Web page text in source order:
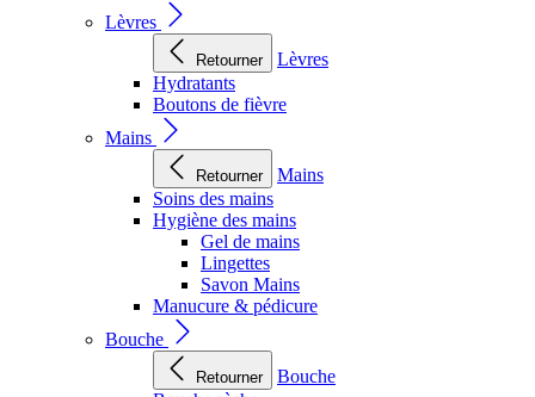
Lèvres
Retourner
Lèvres
Hydratants
Boutons de fièvre
Mains
Retourner
Mains
Soins des mains
Hygiène des mains
Gel de mains
Lingettes
Savon Mains
Manucure & pédicure
Bouche
Retourner
Bouche